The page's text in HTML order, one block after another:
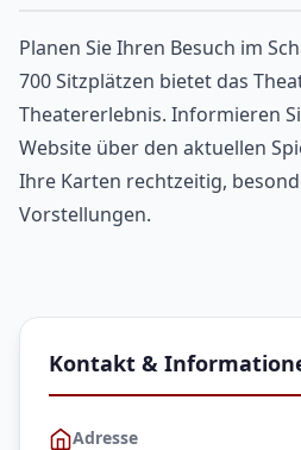
Planen Sie Ihren Besuch im
700 Sitzplätzen bietet das
Theatererlebnis. Informieren
Website über den aktuellen
Ihre Karten rechtzeitig,
Vorstellungen.
Kontakt &
Adresse